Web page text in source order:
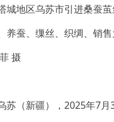
城地区乌苏市引进桑蚕
养蚕、缫丝、织绸、销
摄
苏（新疆），2025年7月